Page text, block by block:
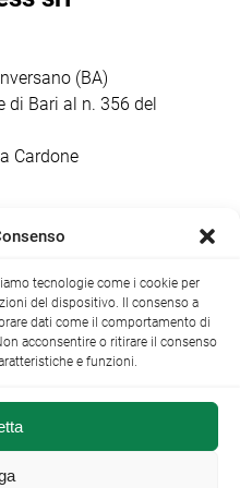
ricorrenza ha […]
(BA)
di Bari al n. 356 del
Cardone
Contatti|
©2014 •
tecnologie come i cookie per
del dispositivo. Il consenso a
dati come il comportamento di
acconsentire o ritirare il consenso
e funzioni.